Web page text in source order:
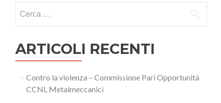
per:
ARTICOLI RECENTI
Contro la violenza – Commissione Pari Opportunità
CCNL Metalmeccanici